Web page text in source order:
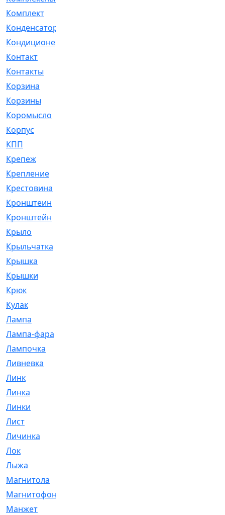
Комплект
Конденсатор
Кондиционер
Контакт
Контакты
Корзина
Корзины
Коромысло
Корпус
КПП
Крепеж
Крепление
Крестовина
Кронштеин
Кронштейн
Крыло
Крыльчатка
Крышка
Крышки
Крюк
Кулак
Лампа
Лампа-фара
Лампочка
Ливневка
Линк
Линка
Линки
Лист
Личинка
Лок
Лыжа
Магнитола
Магнитофон
Манжет